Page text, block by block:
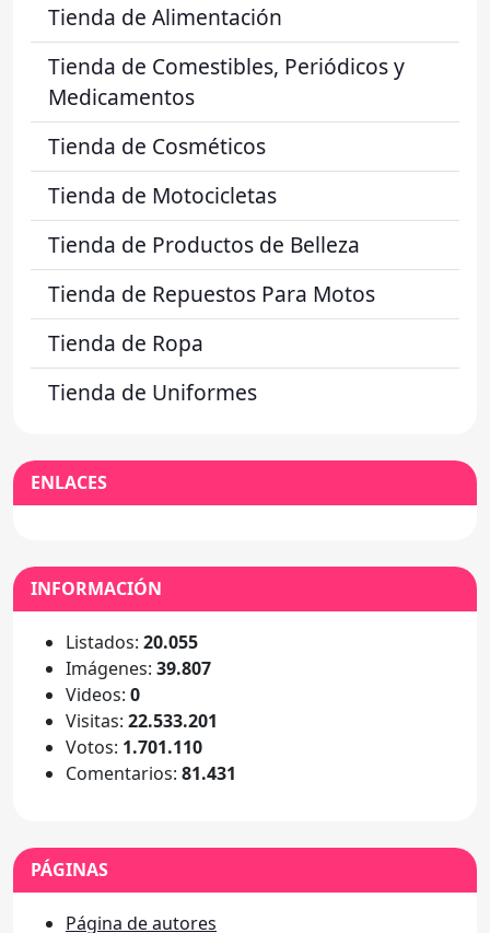
Tienda de Alimentación
Tienda de Comestibles, Periódicos y
Medicamentos
Tienda de Cosméticos
Tienda de Motocicletas
Tienda de Productos de Belleza
Tienda de Repuestos Para Motos
Tienda de Ropa
Tienda de Uniformes
ENLACES
INFORMACIÓN
Listados: 20.055
Imágenes: 39.807
Videos: 0
Visitas: 22.533.201
Votos: 1.701.110
Comentarios: 81.431
PÁGINAS
Página de autores